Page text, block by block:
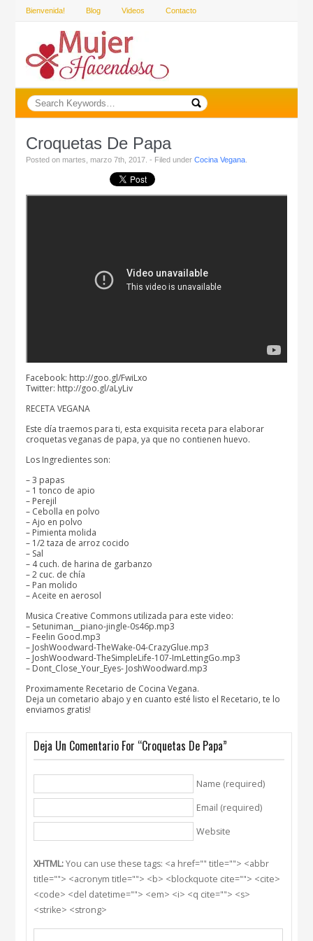
Bienvenida! Blog Videos Contacto
Croquetas De Papa
Posted on martes, marzo 7th, 2017. - Filed underCocina Vegana
Facebook: http://goo.gl/FwiLxo
Twitter: http://goo.gl/aLyLiv
RECETA VEGANA
Este día traemos para ti, esta exquisita receta para elaborar
croquetas veganas de papa, ya que no contienen huevo.
Los Ingredientes son:
– 3 papas
– 1 tonco de apio
– Perejil
– Cebolla en polvo
– Ajo en polvo
– Pimienta molida
– 1/2 taza de arroz cocido
– Sal
– 4 cuch. de harina de garbanzo
– 2 cuc. de chía
– Pan molido
– Aceite en aerosol
Musica Creative Commons utilizada para este video:
– Setuniman__piano-jingle-0s46p.mp3
– Feelin Good.mp3
– JoshWoodward-TheWake-04-CrazyGlue.mp3
– JoshWoodward-TheSimpleLife-107-ImLettingGo.mp3
– Dont_Close_Your_Eyes- JoshWoodward.mp3
Proximamente Recetario de Cocina Vegana.
Deja un cometario abajo y en cuanto esté listo el Recetario, te lo
enviamos gratis!
Deja Un Comentario For “Croquetas De Papa”
Name (required)
Email (required)
Website
XHTML:You can use these tags: <a href="" title=""> <abbr
title=""> <acronym title=""> <b> <blockquote cite=""> <cite>
<code> <del datetime=""> <em> <i> <q cite=""> <s>
<strike> <strong>